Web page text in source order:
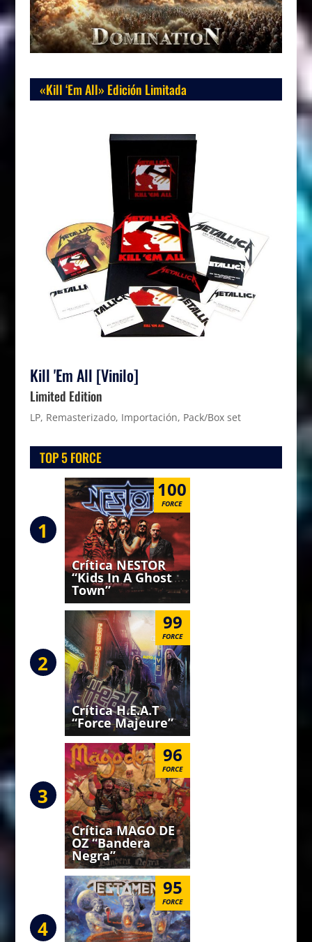
«Kill ‘Em All» Edición Limitada
Kill 'Em All [Vinilo]
Limited Edition
LP, Remasterizado, Importación, Pack/Box set
TOP 5 FORCE
1
100
FORCE
Crítica NESTOR
“Kids In A Ghost
Town”
2
99
FORCE
Crítica H.E.A.T
“Force Majeure”
3
96
FORCE
Crítica MAGO DE
OZ “Bandera
Negra”
4
95
FORCE